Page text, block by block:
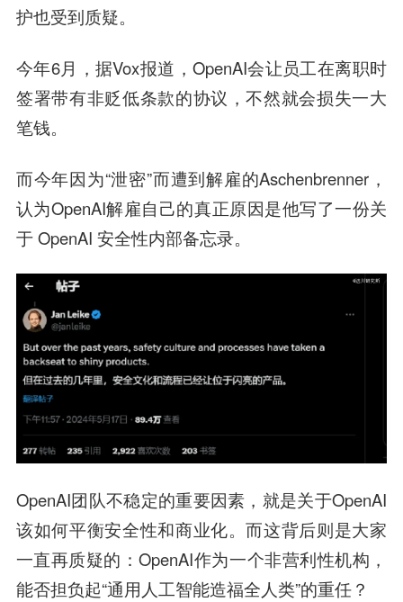
护也受到质疑。
今年6月，据Vox报道，OpenAI会让员工在离职时
签署带有非贬低条款的协议，不然就会损失一大
笔钱。
而今年因为“泄密”而遭到解雇的Aschenbrenner，
认为OpenAI解雇自己的真正原因是他写了一份关
于 OpenAI 安全性内部备忘录。
OpenAI团队不稳定的重要因素，就是关于OpenAI
该如何平衡安全性和商业化。而这背后则是大家
一直再质疑的：OpenAI作为一个非营利性机构，
能否担负起“通用人工智能造福全人类”的重任？